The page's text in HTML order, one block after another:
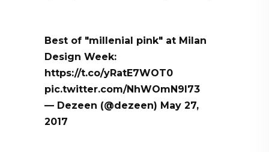
Best of "millenial pink" at Milan
Design Week:
https://t.co/yRatE7WOT0
pic.twitter.com/NhWOmN9l73
— Dezeen (@dezeen) May 27,
2017